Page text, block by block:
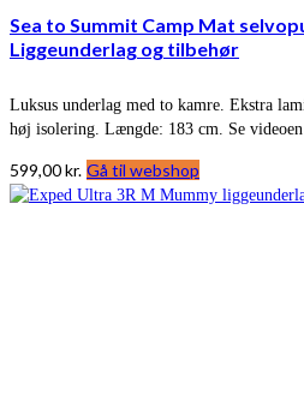
Sea to Summit Camp Mat
Liggeunderlag og tilbehør
Luksus underlag med to kamre. Ekstra
høj isolering. Længde: 183 cm. Se
599,00kr. Gå til webshop